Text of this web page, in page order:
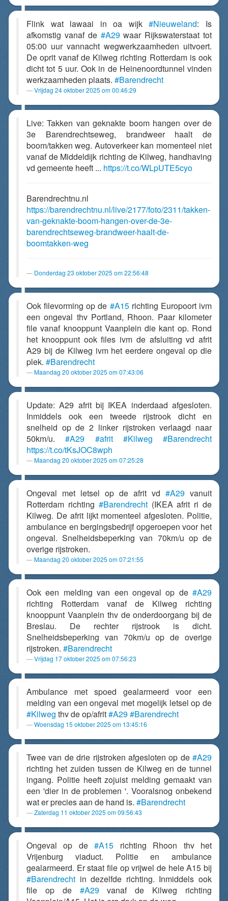
Flink wat lawaai in oa wijk#Nieuweland: Is
afkomstig vanaf de #A29waar Rijkswaterstaat tot
05:00 uur vannacht wegwerkzaamheden uitvoert.
De oprit vanaf de Kilweg richting Rotterdam is ook
dicht tot 5 uur. Ook in de Heinenoordtunnel vinden
werkzaamheden plaats. #Barendrecht
Vrijdag 24 oktober 2025 om 00:46:29
Live: Takken van geknakte boom hangen over de
3e Barendrechtseweg, brandweer haalt de
boom/takken weg. Autoverkeer kan momenteel niet
vanaf de Middeldijk richting de Kilweg, handhaving
vd gemeente heeft ... https://t.co/WLpUTE5cyo
Barendrechtnu.nl
https://barendrechtnu.nl/live/2177/foto/2311/takken-
van-geknakte-boom-hangen-over-de-3e-
barendrechtseweg-brandweer-haalt-de-
boomtakken-weg
Donderdag 23 oktober 2025 om 22:56:48
Ook filevorming op de #A15richting Europoort ivm
een ongeval thv Portland, Rhoon. Paar kilometer
file vanaf knooppunt Vaanplein die kant op. Rond
het knooppunt ook files ivm de afsluiting vd afrit
A29 bij de Kilweg ivm het eerdere ongeval op die
plek. #Barendrecht
Maandag 20 oktober 2025 om 07:43:06
Update: A29 afrit bij IKEA inderdaad afgesloten.
Inmiddels ook een tweede rijstrook dicht en
snelheid op de 2 linker rijstroken verlaagd naar
50km/u.#A29 #afrit #Kilweg
#Barendrecht
https://t.co/tKsJOC8wph
Maandag 20 oktober 2025 om 07:25:28
Ongeval met letsel op de afrit vd #A29 vanuit
Rotterdam richting #Barendrecht(IKEA afrit ri de
Kilweg. De afrit lijkt momenteel afgesloten. Politie,
ambulance en bergingsbedrijf opgeroepen voor het
ongeval. Snelheidsbeperking van 70km/u op de
overige rijstroken.
Maandag 20 oktober 2025 om 07:21:55
Ook een melding van een ongeval op de #A29
richting Rotterdam vanaf de Kilweg richting
knooppunt Vaanplein thv de onderdoorgang bij de
Breslau. De rechter rijstrook is dicht.
Snelheidsbeperking van 70km/u op de overige
rijstroken. #Barendrecht
Vrijdag 17 oktober 2025 om 07:56:23
Ambulance met spoed gealarmeerd voor een
melding van een ongeval met mogelijk letsel op de
#Kilweg thv de op/afrit#A29#Barendrecht
Woensdag 15 oktober 2025 om 13:45:16
Twee van de drie rijstroken afgesloten op de #A29
richting het zuiden tussen de Kilweg en de tunnel
ingang. Politie heeft zojuist melding gemaakt van
een 'dier in de problemen '. Vooralsnog onbekend
wat er precies aan de hand is. #Barendrecht
Zaterdag 11 oktober 2025 om 09:56:43
Ongeval op de#A15 richting Rhoon thv het
Vrijenburg viaduct. Politie en ambulance
gealarmeerd. Er staat file op vrijwel de hele A15 bij
#Barendrecht in dezelfde richting. Inmiddels ook
file op de #A29vanaf de Kilweg richting